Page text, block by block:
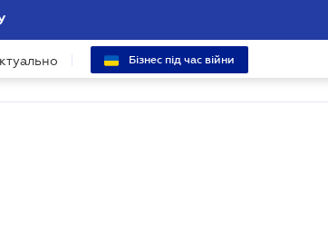
Бізнес під час війни